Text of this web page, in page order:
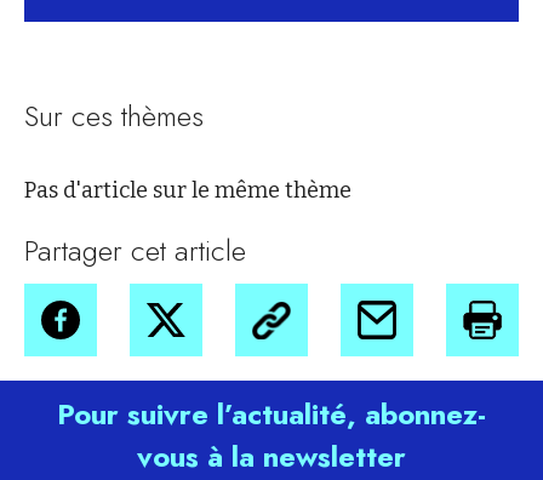
Sur ces thèmes
Pas d'article sur le même thème
Partager cet article
Pour suivre l’actualité, abonnez-
vous à la newsletter